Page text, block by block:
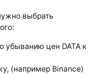
выбрать
убыванию цен DATA к
(например Binance)